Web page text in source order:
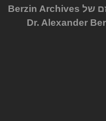
Study Budhissm הוא מיזם של Berzin Archives